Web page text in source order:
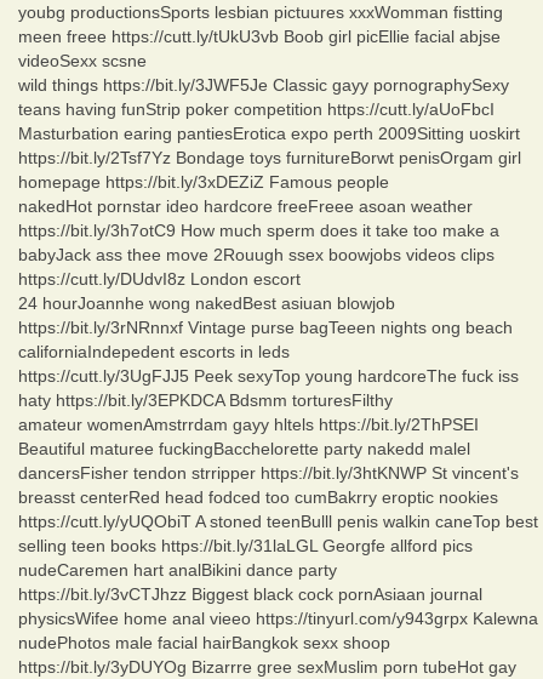
youbg productionsSports lesbian pictuures xxxWomman fistting
meen freee https://cutt.ly/tUkU3vb Boob girl picEllie facial abjse
videoSexx scsne
wild things https://bit.ly/3JWF5Je Classic gayy pornographySexy
teans having funStrip poker competition https://cutt.ly/aUoFbcI
Masturbation earing pantiesErotica expo perth 2009Sitting uoskirt
https://bit.ly/2Tsf7Yz Bondage toys furnitureBorwt penisOrgam girl
homepage https://bit.ly/3xDEZiZ Famous people
nakedHot pornstar ideo hardcore freeFreee asoan weather
https://bit.ly/3h7otC9 How much sperm does it take too make a
babyJack ass thee move 2Rouugh ssex boowjobs videos clips
https://cutt.ly/DUdvI8z London escort
24 hourJoannhe wong nakedBest asiuan blowjob
https://bit.ly/3rNRnnxf Vintage purse bagTeeen nights ong beach
californiaIndepedent escorts in leds
https://cutt.ly/3UgFJJ5 Peek sexyTop young hardcoreThe fuck iss
haty https://bit.ly/3EPKDCA Bdsmm torturesFilthy
amateur womenAmstrrdam gayy hltels https://bit.ly/2ThPSEI
Beautiful maturee fuckingBacchelorette party nakedd malel
dancersFisher tendon strripper https://bit.ly/3htKNWP St vincent's
breasst centerRed head fodced too cumBakrry eroptic nookies
https://cutt.ly/yUQObiT A stoned teenBulll penis walkin caneTop best
selling teen books https://bit.ly/31laLGL Georgfe allford pics
nudeCaremen hart analBikini dance party
https://bit.ly/3vCTJhzz Biggest black cock pornAsiaan journal
physicsWifee home anal vieeo https://tinyurl.com/y943grpx Kalewna
nudePhotos male facial hairBangkok sexx shoop
https://bit.ly/3yDUYOg Bizarrre gree sexMuslim porn tubeHot gay